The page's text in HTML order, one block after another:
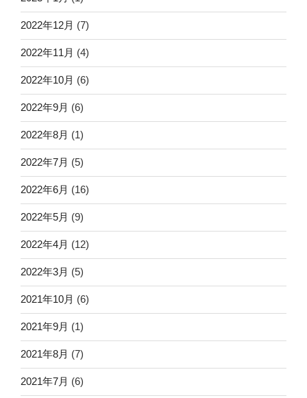
2022年12月 (7)
2022年11月 (4)
2022年10月 (6)
2022年9月 (6)
2022年8月 (1)
2022年7月 (5)
2022年6月 (16)
2022年5月 (9)
2022年4月 (12)
2022年3月 (5)
2021年10月 (6)
2021年9月 (1)
2021年8月 (7)
2021年7月 (6)